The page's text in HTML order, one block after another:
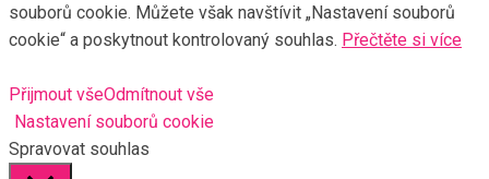
souborů cookie. Můžete však navštívit „Nastavení souborů
cookie“ a poskytnout kontrolovaný souhlas. Přečtěte si více
Přijmout všeOdmítnout vše
Nastavení souborů cookie
Spravovat souhlas